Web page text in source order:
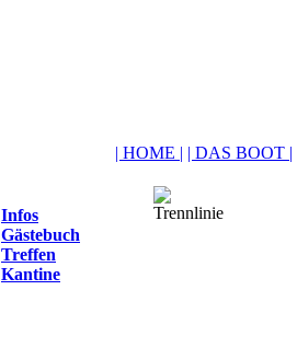
| HOME | | DAS BOOT |
Infos
Gästebuch
Treffen
Kantine